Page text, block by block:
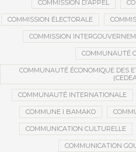
COMMISSION D’APPEL
COMMISSION ÉLECTORALE
COMMISSION
COMMUNAUTÉ
COMMUNAUTÉ ÉCONOMIQUE DES
COMMUNAUTÉ INTERNATIONALE
COMMUNE I BAMAKO
COMMUNICATION CULTURELLE
COMMUNICATION